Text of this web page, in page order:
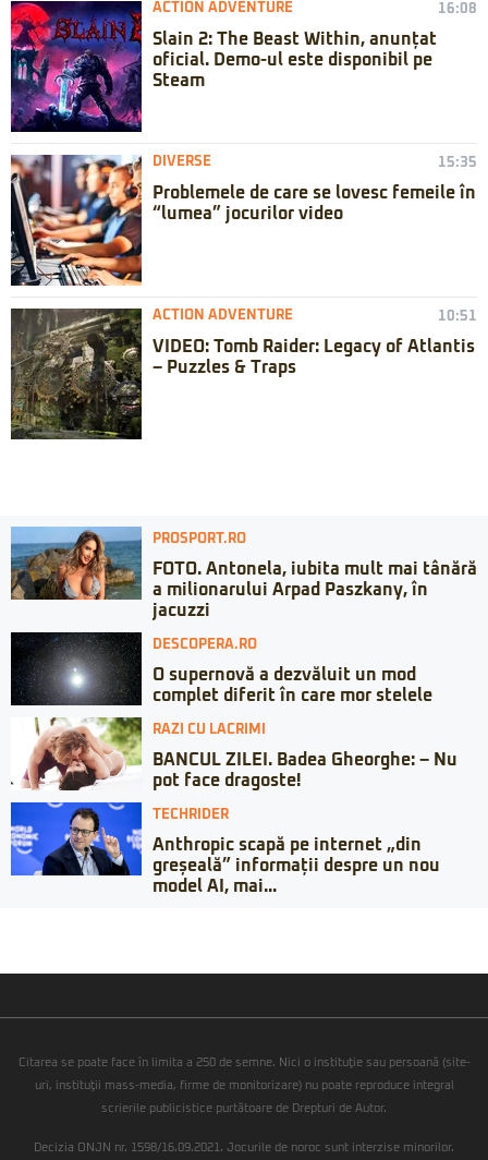
ACTION ADVENTURE 16:08
Slain 2: The Beast Within, anunțat
oficial. Demo-ul este disponibil pe
Steam
DIVERSE 15:35
Problemele de care se lovesc femeile în
“lumea” jocurilor video
ACTION ADVENTURE 10:51
VIDEO: Tomb Raider: Legacy of Atlantis
– Puzzles & Traps
PROSPORT.RO
FOTO. Antonela, iubita mult mai tânără
a milionarului Arpad Paszkany, în
jacuzzi
DESCOPERA.RO
O supernovă a dezvăluit un mod
complet diferit în care mor stelele
RAZI CU LACRIMI
BANCUL ZILEI. Badea Gheorghe: – Nu
pot face dragoste!
TECHRIDER
Anthropic scapă pe internet „din
greșeală” informații despre un nou
model AI, mai...
Citarea se poate face în limita a 250 de semne. Nici o instituţie sau persoană (site-
uri, instituţii mass-media, firme de monitorizare) nu poate reproduce integral
scrierile publicistice purtătoare de Drepturi de Autor.
Decizia ONJN nr. 1598/16.09.2021. Jocurile de noroc sunt interzise minorilor.